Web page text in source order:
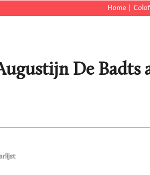
Home
De Badts